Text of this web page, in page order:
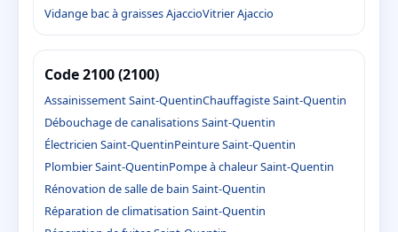
Vidange bac à graisses AjaccioVitrier Ajaccio
Code 2100 (2100)
Assainissement Saint-QuentinChauffagiste Saint-Quentin
Débouchage de canalisations Saint-Quentin
Électricien Saint-QuentinPeinture Saint-Quentin
Plombier Saint-QuentinPompe à chaleur Saint-Quentin
Rénovation de salle de bain Saint-Quentin
Réparation de climatisation Saint-Quentin